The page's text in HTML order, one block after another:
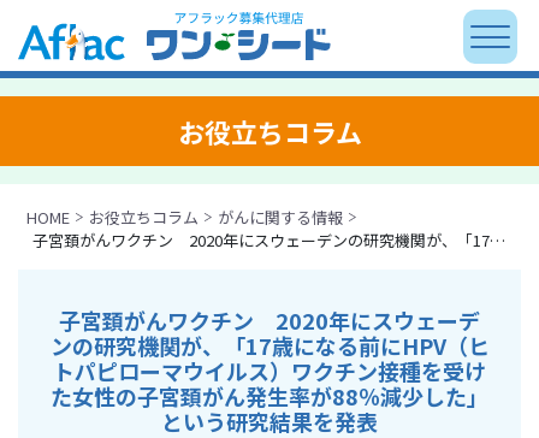
お役立ちコラム
HOME お役立ちコラム
がんに関する情報
子宮頚がんワクチン 2020年にスウェーデンの研究機関が、「17歳になる前にHPV（ヒトパピローマウイルス）ワクチン接種を受けた女性の子宮頚がん発生率が88％減少した」という研究結果を発表
子宮頚がんワクチン 2020年にスウェーデ
ンの研究機関が、「17歳になる前にHPV（ヒ
トパピローマウイルス）ワクチン接種を受け
た女性の子宮頚がん発生率が88％減少した」
という研究結果を発表